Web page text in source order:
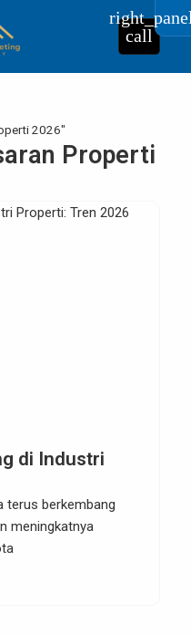
call
2026"
Properti
di Industri
terus berkembang
meningkatnya